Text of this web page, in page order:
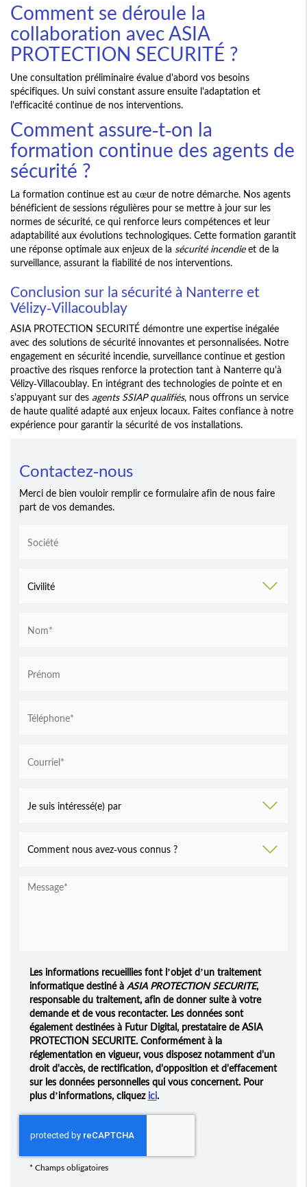
Comment se déroule la
collaboration avec ASIA
PROTECTION SECURITÉ ?
Une consultation préliminaire évalue d'abord vos besoins
spécifiques. Un suivi constant assure ensuite l'adaptation et
l'efficacité continue de nos interventions.
Comment assure-t-on la
formation continue des agents de
sécurité ?
La formation continue est au cœur de notre démarche. Nos agents
bénéficient de sessions régulières pour se mettre à jour sur les
normes de sécurité, ce qui renforce leurs compétences et leur
adaptabilité aux évolutions technologiques. Cette formation garantit
une réponse optimale aux enjeux de la sécurité incendieet de la
surveillance, assurant la fiabilité de nos interventions.
Conclusion sur la sécurité à Nanterre et
Vélizy-Villacoublay
ASIA PROTECTION SECURITÉ démontre une expertise inégalée
avec des solutions de sécurité innovantes et personnalisées. Notre
engagement en sécurité incendie, surveillance continue et gestion
proactive des risques renforce la protection tant à Nanterre qu'à
Vélizy-Villacoublay. En intégrant des technologies de pointe et en
s'appuyant sur des agents SSIAP qualifiés, nous offrons un service
de haute qualité adapté aux enjeux locaux. Faites confiance à notre
expérience pour garantir la sécurité de vos installations.
Contactez-nous
Merci de bien vouloir remplir ce formulaire afin de nous faire
part de vos demandes.
Les informations recueillies font l’objet d’un traitement
informatique destiné àASIA PROTECTION SECURITE,
responsable du traitement, afin de donner suite à votre
demande et de vous recontacter. Les données sont
également destinées à Futur Digital, prestataire de ASIA
PROTECTION SECURITE. Conformément à la
réglementation en vigueur, vous disposez notamment d'un
droit d'accès, de rectification, d'opposition et d'effacement
sur les données personnelles qui vous concernent. Pour
plus d’informations, cliquezici.
* Champs obligatoires